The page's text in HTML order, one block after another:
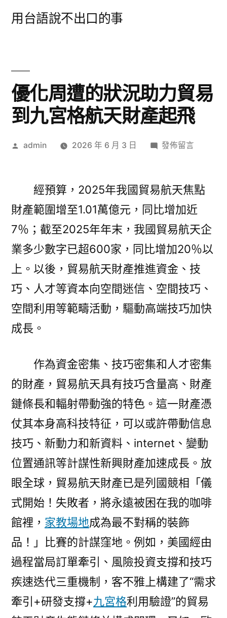
用台語說不出口的事
優化周遭的狀況助力貿易
到九宮格航天財產起飛
作
admin 2026 年 6 月 3 日
在
周
遭
的
狀
況
力
貿
易
到
格
航
天
財
起
飛〉
發佈留言
經預算，2025年我國貿易航天焦點
財產範圍增至1.01萬億元，同比增加近
7％；截至2025年年末，我國貿易航天企
業多少數字已超600家，同比增加20％以
上。以後，貿易航天財產推進資金、技
巧、人才等資本向空間迷信、空間技巧、
空間利用等範疇活動，驅動高端技巧加快
成長。
作為資金密集、技巧密集和人才密集
的財產，貿易航天具有技巧含量高、財產
鏈條長和輻射帶動強的特色。這一財產憑
仗其本身高科技特征，可以或許帶動信息
技巧、新動力和新資料、internet、變動
位置通訊等計謀性新興財產加速成長。放
眼全球，貿易航天財產已是列國競相「儀
式開始！失敗者，將永遠被困在我的咖啡
館裡， 家教場地成為最不對稱的裝飾
品！」比賽的計謀窪地。例如，美國經由
過程當局訂單牽引、風險投資支撐和技巧
疾速迭代三重機制，客不雅上構建了“需求
牽引+研發支撐+九宮格利用驗證”的貿易